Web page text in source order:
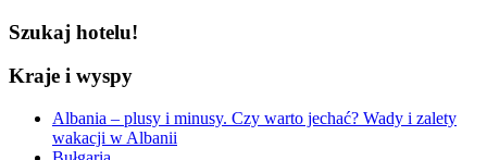
Szukaj hotelu!
Kraje i wyspy
Albania – plusy i minusy. Czy warto jechać? Wady i zalety
wakacji w Albanii